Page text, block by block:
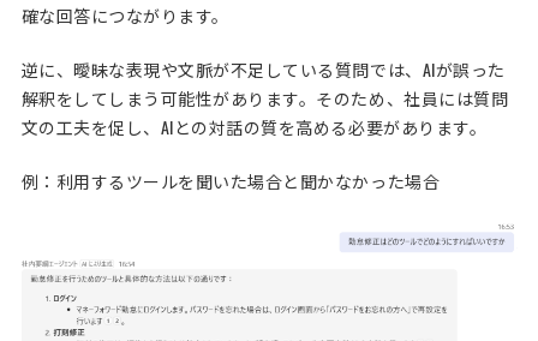
確な回答につながります。
逆に、曖昧な表現や文脈が不足している質問では、AIが誤った
解釈をしてしまう可能性があります。そのため、社員には質問
文の工夫を促し、AIとの対話の質を高める必要があります。
例：利用するツールを聞いた場合と聞かなかった場合